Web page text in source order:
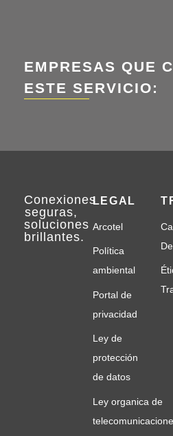
EMPRESAS QUE
ESTE SERVICIO:
Conexiones
seguras,
soluciones
brillantes.
LEGAL
Arcotel
Política
ambiental
Portal de
privacidad
Ley de
protección
de datos
Ley organica de